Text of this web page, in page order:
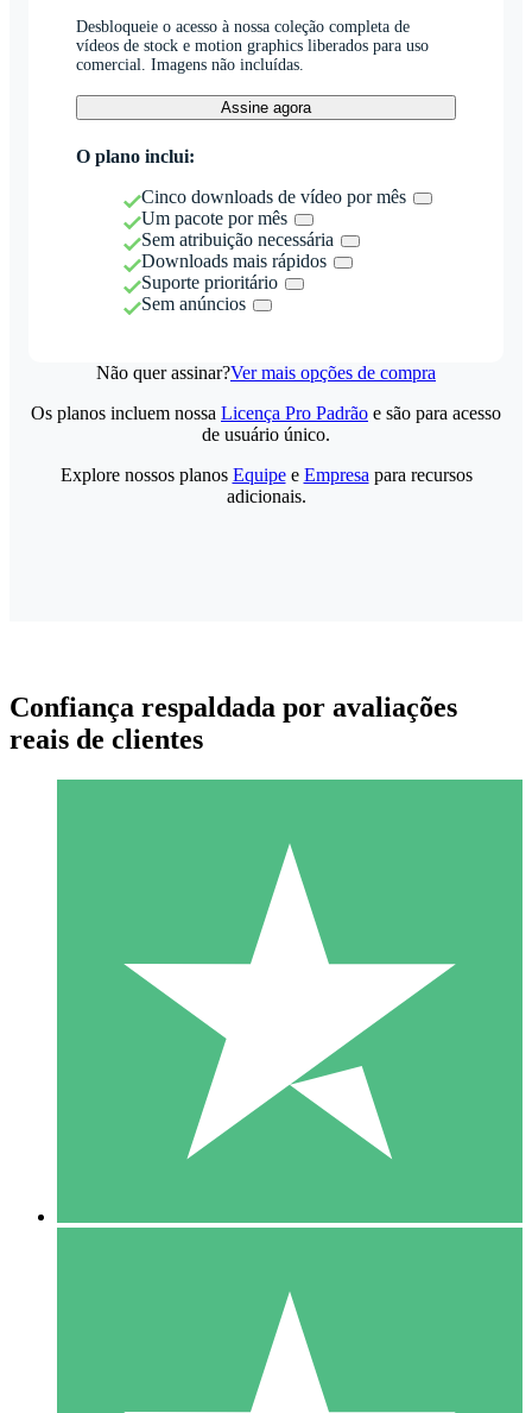
Desbloqueie o acesso à nossa coleção completa de
vídeos de stock e motion graphics liberados para uso
comercial. Imagens não incluídas.
Assine agora
O plano inclui:
Cinco downloads de vídeo por mês
Um pacote por mês
Sem atribuição necessária
Downloads mais rápidos
Suporte prioritário
Sem anúncios
Não quer assinar?Ver mais opções de compra
Pacotes de Créditos Individuais
Pague conforme o uso com créditos de download. Sem
1000
10 Downloads
20 00
Os planos incluem nossa Licença Pro Padrão e são para acesso
de usuário único.
Explore nossos planos Equipee Empresa para recursos
adicionais.
Confiança respaldada por avaliações
reais de clientes